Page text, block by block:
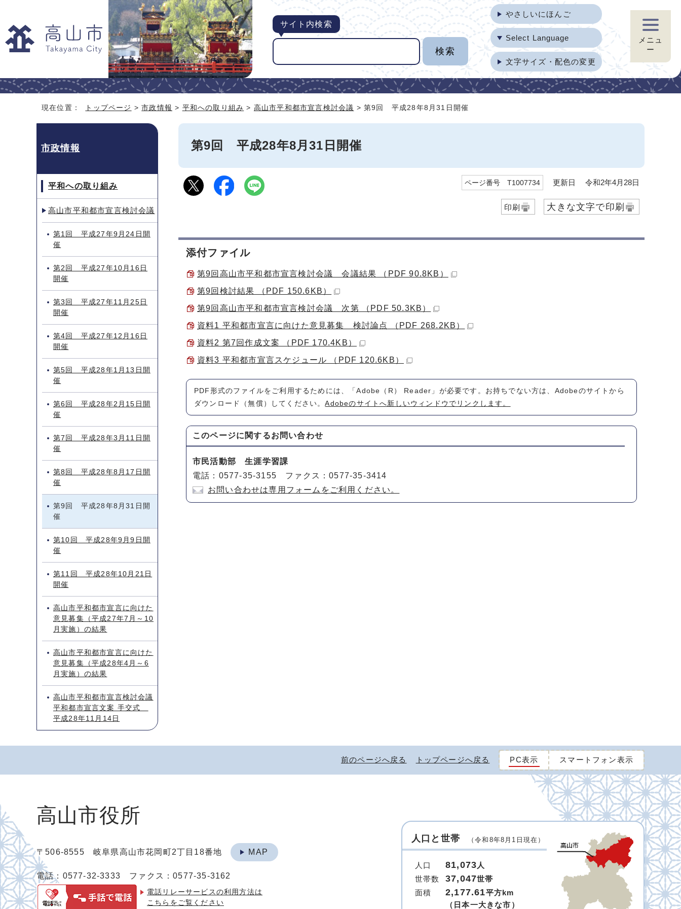
サイト内検索
やさしいにほんご
Select Language
文字サイズ・配色の変更
メニュ
ー
現在位置： トップページ >市政情報 > 平和への取り組み > 高山市平和都市宣言検討会議 > 第9回 平成28年8月31日開催
第9回 平成28年8月31日開催
ページ番号 T1007734 更新日 令和2年4月28日
印刷 大きな文字で印刷
添付ファイル
第9回高山市平和都市宣言検討会議 会議結果 （PDF 90.8KB）
第9回検討結果 （PDF 150.6KB）
第9回高山市平和都市宣言検討会議 次第 （PDF 50.3KB）
資料1 平和都市宣言に向けた意見募集 検討論点 （PDF 268.2KB）
資料2 第7回作成文案 （PDF 170.4KB）
資料3 平和都市宣言スケジュール （PDF 120.6KB）
PDF形式のファイルをご利用するためには、「Adobe（R） Reader」が必要です。お持ちでない方は、Adobeのサイトから
ダウンロード（無償）してください。Adobeのサイトへ新しいウィンドウでリンクします。
このページに関するお問い合わせ
市民活動部 生涯学習課
電話：0577-35-3155 ファクス：0577-35-3414
お問い合わせは専用フォームをご利用ください。
市政情報
平和への取り組み
高山市平和都市宣言検討会議
第1回 平成27年9月24日開
催
第2回 平成27年10月16日
開催
第3回 平成27年11月25日
開催
第4回 平成27年12月16日
開催
第5回 平成28年1月13日開
催
第6回 平成28年2月15日開
催
第7回 平成28年3月11日開
催
第8回 平成28年8月17日開
催
第9回 平成28年8月31日開
催
第10回 平成28年9月9日開
催
第11回 平成28年10月21日
開催
高山市平和都市宣言に向けた
意見募集（平成27年7月～10
月実施）の結果
高山市平和都市宣言に向けた
意見募集（平成28年4月～6
月実施）の結果
高山市平和都市宣言検討会議
平和都市宣言文案 手交式
平成28年11月14日
前のページへ戻る トップページへ戻る PC表示 スマートフォン表示
高山市役所
〒506-8555 岐阜県高山市花岡町2丁目18番地 MAP
電話：0577-32-3333 ファクス：0577-35-3162
電話リレーサービスの利用方法は
こちらをご覧ください
人口と世帯 （令和8年8月1日現在）
人口 81,073 人
世帯数
37,047世帯
面積
2,177.61平方km
（日本一大きな市）